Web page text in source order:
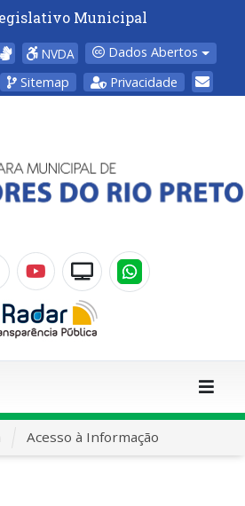
Municipal
NVDA
Dados Abertos
Sitemap Privacidade
Acesso à Informação